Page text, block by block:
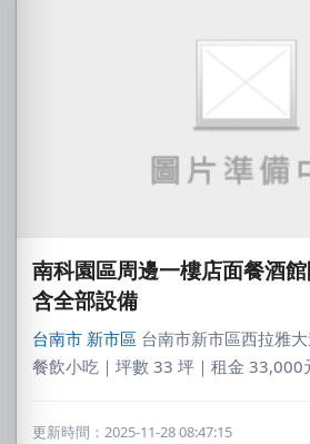
南科園區周邊一樓店面餐酒
含全部設備
台南市 新市區 台南市新市區西拉雅
餐飲小吃｜坪數 33 坪｜租金
更新時間：2025-11-28 08:47:15